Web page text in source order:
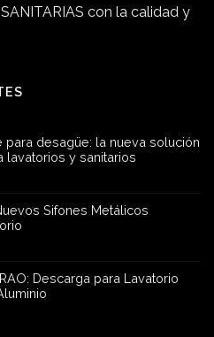
con la calidad y
para desagüe: la nueva solución
lavatorios y sanitarios
Sifones Metálicos
Descarga para Lavatorio